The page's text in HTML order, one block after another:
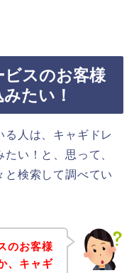
スのお客様
たい！
る人は、キャギドレ
い！と、思って、
と検索して調べてい
のお客様
、キャギ